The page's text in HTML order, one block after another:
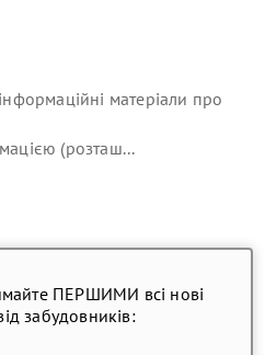
матеріали про
(розташ...
ПЕРШИМИ всі нові
забудовників: